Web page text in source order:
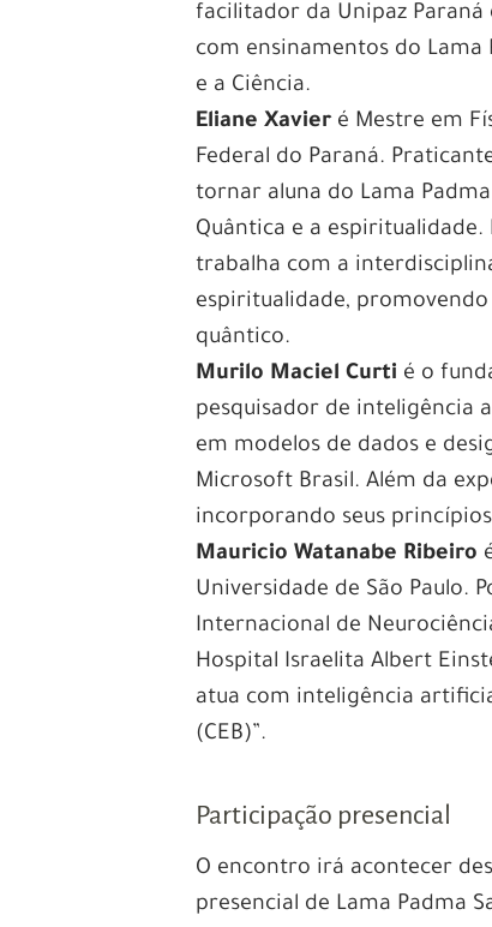
facilitador da Unipaz
com ensinamentos do Lama
e a Ciência.
Eliane Xavier é Mestre em
Federal do Paraná.
tornar aluna do Lama
Quântica e a
trabalha com a
espiritualidade,
quântico.
Murilo Maciel Curti é o
pesquisador de inteligência
em modelos de dados e
Microsoft Brasil. Além da
incorporando seus
Mauricio Watanabe Ribeiro
Universidade de São Paulo.
Internacional de
Hospital Israelita Albert
atua com inteligência
(CEB)”.
Participação presencial
O encontro irá acontecer
presencial de Lama Padma